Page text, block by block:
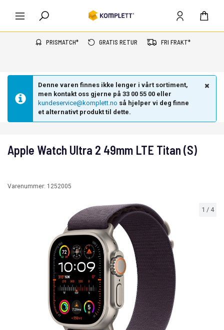
PRISMATCH* GRATIS RETUR FRI FRAKT*
Denne varen finnes ikke lenger i vårt sortiment,
men kontakt oss gjerne på 33 00 55 00 eller
kundeservice@komplett.no så hjelper vi deg finne
et alternativt produkt til dette.
1 / 4
Apple Watch Ultra 2 49mm LTE Titan (S)
Varenummer: 1252005